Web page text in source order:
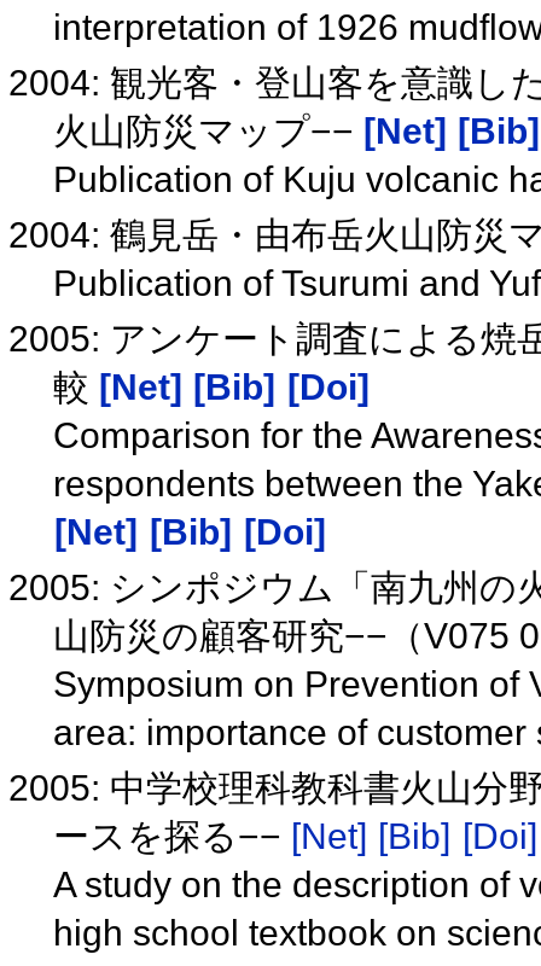
interpretation of 1926
2004: 観光客・登山客を意識し
火山防災マップ−− [Net] [Bib]
Publication of Kuju volcanic
2004: 鶴見岳・由布岳火山防災
Publication of Tsurumi and
2005: アンケート調査による焼
較 [Net] [Bib] [Doi]
Comparison for the
respondents between the
[Net] [Bib] [Doi]
2005: シンポジウム「南九州の
山防災の顧客研究−−（V075
Symposium on Prevention of
area: importance of
2005: 中学校理科教科書火山分
ースを探る−− [Net] [Bib] [Doi]
A study on the description of
high school textbook on